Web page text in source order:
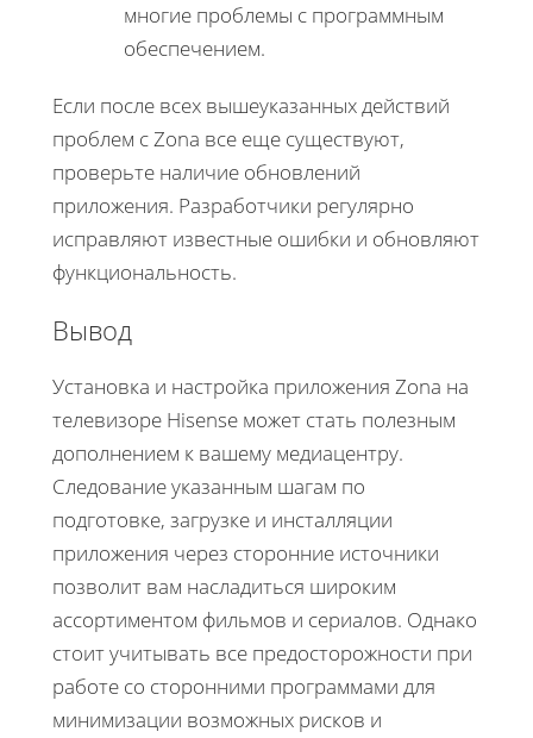
многие проблемы с программным
обеспечением.
Если после всех вышеуказанных действий
проблем с Zona все еще существуют,
проверьте наличие обновлений
приложения. Разработчики регулярно
исправляют известные ошибки и обновляют
функциональность.
Вывод
Установка и настройка приложения Zona на
телевизоре Hisense может стать полезным
дополнением к вашему медиацентру.
Следование указанным шагам по
подготовке, загрузке и инсталляции
приложения через сторонние источники
позволит вам насладиться широким
ассортиментом фильмов и сериалов. Однако
стоит учитывать все предосторожности при
работе со сторонними программами для
минимизации возможных рисков и